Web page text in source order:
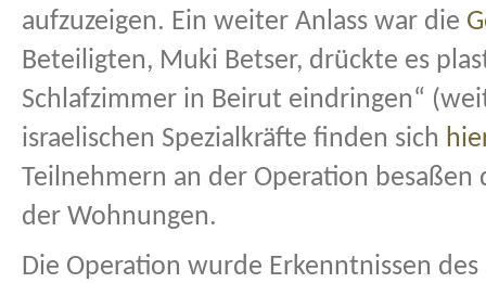
aufzuzeigen. Ein weiter Anlass war die
Beteiligten, Muki Betser, drückte es
Schlafzimmer in Beirut eindringen“
israelischen Spezialkräfte finden sich
Teilnehmern an der Operation besaßen
der Wohnungen.
Die Operation wurde Erkenntnissen